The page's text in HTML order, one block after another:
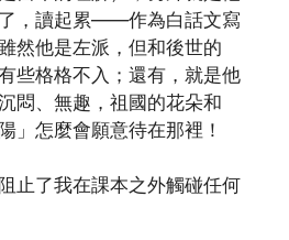
，讀起累——作為白話文寫
然他是左派，但和後世的
些格格不入；還有，就是他
悶、無趣，祖國的花朵和
」怎麼會願意待在那裡！
止了我在課本之外觸碰任何